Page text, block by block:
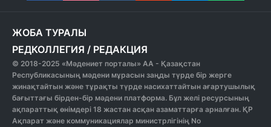
ЖОБА ТУРАЛЫ
РЕДКОЛЛЕГИЯ / РЕДАКЦИЯ
© 2018-2025 «Мәдениет порталы» АА - Қазақстан
Республикасының мәдени мұрасын заңды түрде бір жерге
жинақтайтын және тұрақты түрде насихаттайтын ағартушылық
бағыттағы бірден-бір мәдени платформа. Бұл желі ресурсының
ақпараттық өнімдері 18 жастан асқан азаматтарға арналған. ҚР
Ақпарат және коммуникациялар министрлігінің No